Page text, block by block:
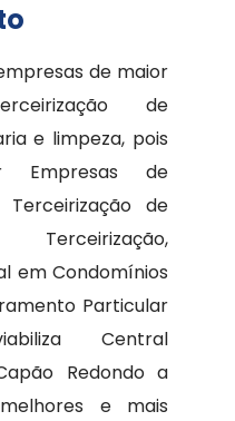
de maior
de
e limpeza, pois
Empresas de
de
em Condomínios
Particular
Central
Redondo a
e mais